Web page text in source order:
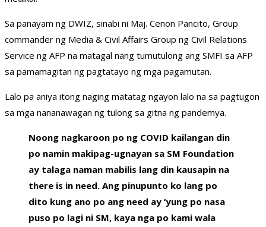
Sa panayam ng DWIZ, sinabi ni Maj. Cenon Pancito, Group
commander ng Media & Civil Affairs Group ng Civil Relations
Service ng AFP na matagal nang tumutulong ang SMFI sa AFP
sa pamamagitan ng pagtatayo ng mga pagamutan.
Lalo pa aniya itong naging matatag ngayon lalo na sa pagtugon
sa mga nananawagan ng tulong sa gitna ng pandemya.
Noong nagkaroon po ng COVID kailangan din
po namin makipag-ugnayan sa SM Foundation
ay talaga naman mabilis lang din kausapin na
there is in need. Ang pinupunto ko lang po
dito kung ano po ang need ay ‘yung po nasa
puso po lagi ni SM, kaya nga po kami wala